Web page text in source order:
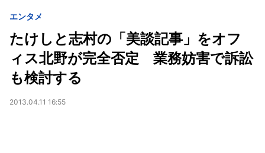
エンタメ
たけしと志村の「美談記事」をオフ
ィス北野が完全否定 業務妨害で訴訟
も検討する
2013.04.11 16:55